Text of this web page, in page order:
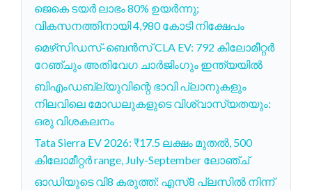
ജെകെ ടയർ ലാഭം 80% ഉയർന്നു;
വികസനത്തിനായി 4,980 കോടി നിക്ഷേപം
മെഴ്‌സിഡസ്-ബെൻസ് CLA EV: 792 കിലോമീറ്റർ
റേഞ്ചും അതിവേഗ ചാർജിംഗും ഇന്ത്യയിൽ
ബിഎംഡബ്ല്യുവിന്റെ ഭാവി പ്ലാനുകളും
നിലവിലെ മോഡലുകളുടെ വിശ്വാസ്യതയും:
ഒരു വിശകലനം
Tata Sierra EV 2026: ₹17.5 ലക്ഷം മുതൽ, 500
കിലോമീറ്റർ range, July-September ലോഞ്ച്
ഓഡിയുടെ വി8 കരുത്ത്: എസ്8 പ്ലസിൽ നിന്ന്